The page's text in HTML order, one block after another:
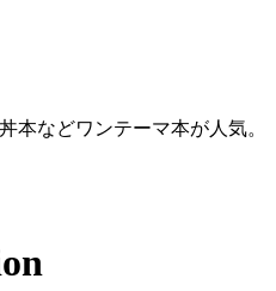
本などワンテーマ本が人気。